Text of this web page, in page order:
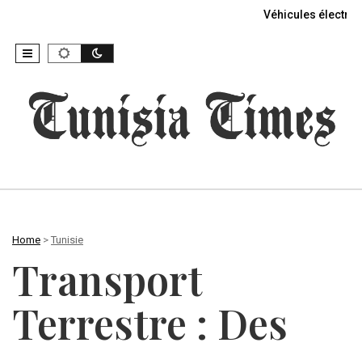
Véhicules
Home > Tunisie
Transport
Terrestre : Des